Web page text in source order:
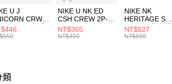
U J
CRW
-160 男女 中
FZ3393100
NIKE U NK ED
CSH CREW 2P-
144 EMBRDY 男
女 短統襪
NT$365
NT$450
NIKE NK
HERITAGE S
SMIT 男女 側背
BA5871010
NT$527
NT$650
類